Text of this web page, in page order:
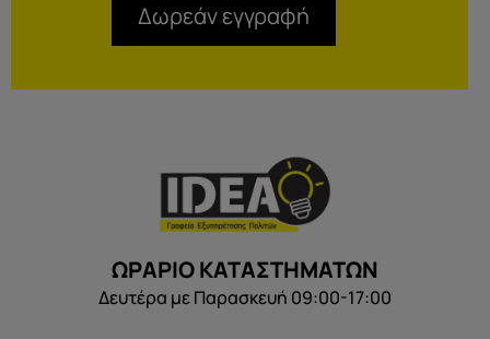
Δωρεάν εγγραφή
ΩΡΑΡΙΟ ΚΑΤΑΣΤΗΜΑΤΩΝ
Δευτέρα με Παρασκευή 09:00-17:00